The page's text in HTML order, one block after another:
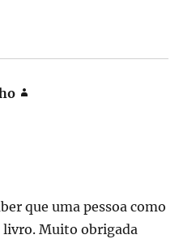
que uma pessoa como
livro. Muito obrigada